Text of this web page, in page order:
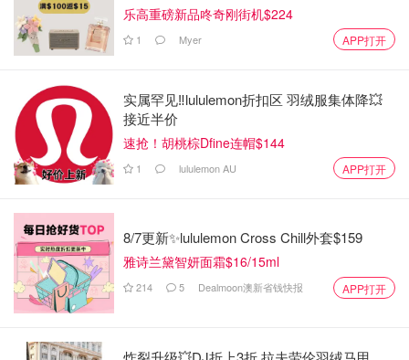
乐高重磅新品咚奇刚街机$224
1 Myer APP打开
实属罕见‼️lululemon折扣区 羽绒服集体降💥
接近半价
速抢！胡桃棕Dfine连帽$144
1 lululemon AU APP打开
8/7更新✨lululemon Cross Chill外套$159
雅诗兰黛智妍面霜$16/15ml
214 5 Dealmoon澳新省钱快报 APP打开